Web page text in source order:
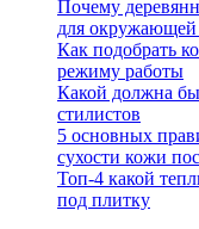
Почему
для окружающей
Как подобрать
режиму работы
Какой должна
стилистов
5 основных
сухости кожи
Топ-4 какой
под плитку